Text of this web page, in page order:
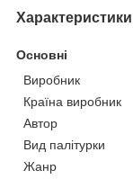
Характеристики
Основні
Виробник
Країна виробник
Автор
Вид палітурки
Жанр